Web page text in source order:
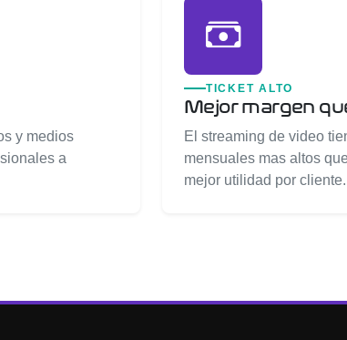
y medios
a
TICKET ALTO
Mejor margen
El streaming de video
mensuales mas altos
mejor utilidad por cliente.